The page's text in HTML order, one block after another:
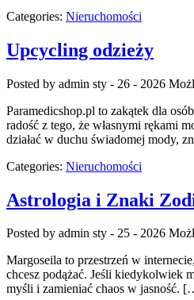
Categories: Nieruchomości
Upcycling odzieży
Posted by admin sty - 26 - 2026
Paramedicshop.pl to zakątek dla
radość z tego, że własnymi rękami
działać w duchu świadomej mody,
Categories: Nieruchomości
Astrologia i Znaki
Posted by admin sty - 25 - 2026
Margoseila to przestrzeń w
chcesz podążać. Jeśli kiedykolwiek
myśli i zamieniać chaos w jasność.